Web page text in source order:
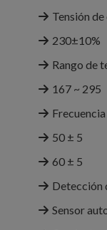
Tensión
230±10%
Rango de
167 ~ 295
50 ± 5
60 ± 5
Detección
Sensor